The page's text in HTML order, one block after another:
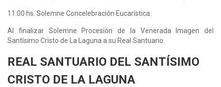
11:00 hs. Solemne Concelebración Eucarística.
Al finalizar Solemne Procesión de la Venerada Imagen del
Santísimo Cristo de La Laguna a su Real Santuario.
REAL SANTUARIO DEL SANTÍSIMO
CRISTO DE LA LAGUNA